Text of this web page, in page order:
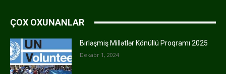
ÇOX OXUNANLAR
Birləşmiş Millətlər Könüllü Proqramı 2025
Dekabr 1, 2024